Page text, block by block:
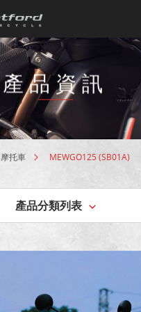
產品資訊
摩托車 MEWGO125 (SB01A)
產品分類列表